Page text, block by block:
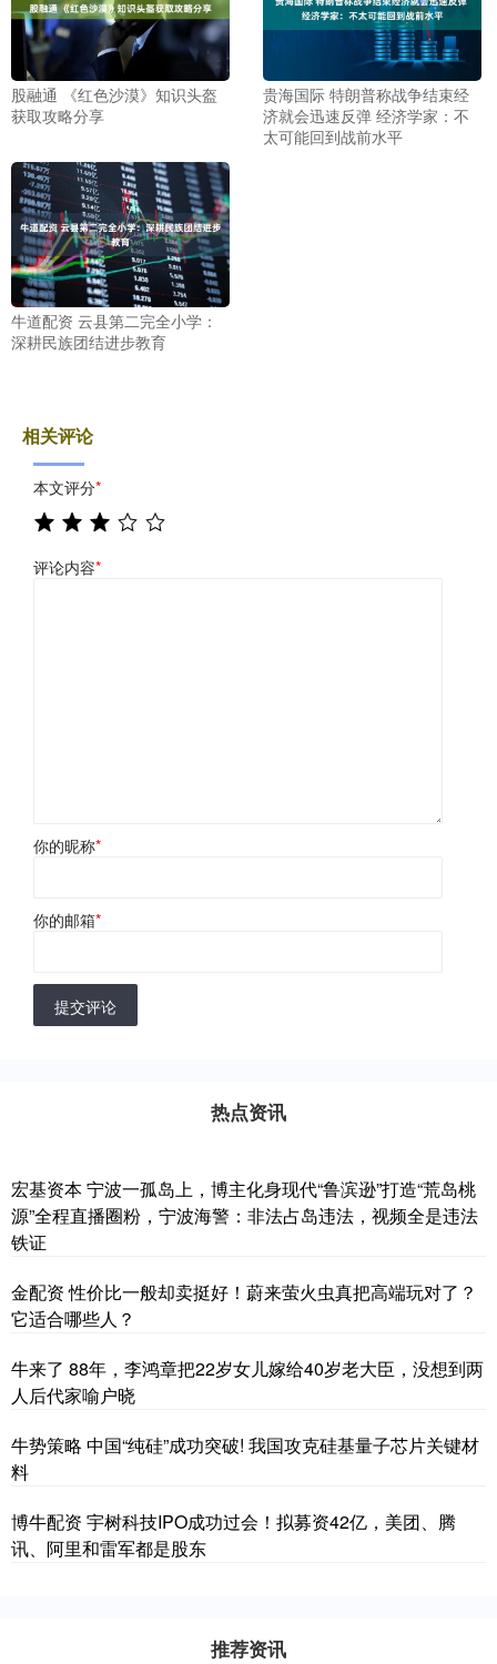
股融通 《红色沙漠》知识头盔
获取攻略分享
贵海国际 特朗普称战争结束经
济就会迅速反弹 经济学家：不
太可能回到战前水平
牛道配资 云县第二完全小学：
深耕民族团结进步教育
相关评论
本文评分*
评论内容*
你的昵称*
你的邮箱*
提交评论
热点资讯
宏基资本 宁波一孤岛上，博主化身现代“鲁滨逊”打造“荒岛桃
源”全程直播圈粉，宁波海警：非法占岛违法，视频全是违法
铁证
金配资 性价比一般却卖挺好！蔚来萤火虫真把高端玩对了？
它适合哪些人？
牛来了 88年，李鸿章把22岁女儿嫁给40岁老大臣，没想到两
人后代家喻户晓
牛势策略 中国“纯硅”成功突破! 我国攻克硅基量子芯片关键材
料
博牛配资 宇树科技IPO成功过会！拟募资42亿，美团、腾
讯、阿里和雷军都是股东
推荐资讯